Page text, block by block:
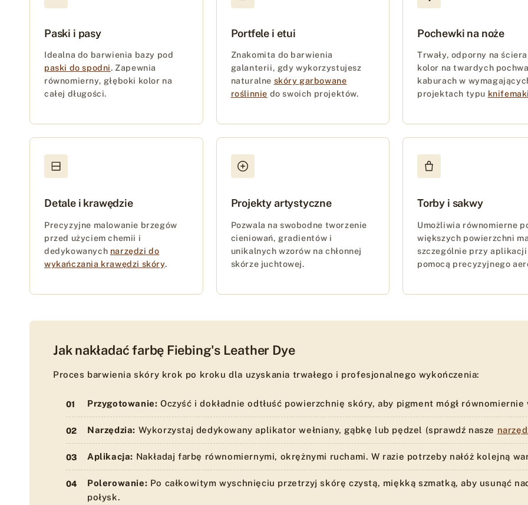
Paski i pasy
Idealna do barwienia bazy pod
paski do spodni. Zapewnia
równomierny, głęboki kolor na
całej długości.
Portfele i etui
Znakomita do barwienia
galanterii, gdy wykorzystujesz
naturalne skóry garbowane
roślinnie do swoich projektów.
Pochewki na noże
Trwały, odporny na
kolor na twardych
kaburach w
projektach typu
Detale i krawędzie
Precyzyjne malowanie brzegów
przed użyciem chemii i
dedykowanych narzędzi do
wykańczania krawędzi skóry.
Projekty artystyczne
Pozwala na swobodne tworzenie
cieniowań, gradientów i
unikalnych wzorów na chłonnej
skórze juchtowej.
Torby i sakwy
Umożliwia równomierne
większych powierzchni
szczególnie przy aplikacji
pomocą precyzyjnego
Jak nakładać farbę Fiebing's Leather Dye
Proces barwienia skóry krok po kroku dla uzyskania trwałego i profesjonalnego wykończenia:
Przygotowanie: Oczyść i dokładnie odtłuść powierzchnię skóry, aby pigment mógł
Narzędzia: Wykorzystaj dedykowany aplikator wełniany, gąbkę lub pędzel (sprawdź nasze
Aplikacja: Nakładaj farbę równomiernymi, okrężnymi ruchami. W razie potrzeby nałóż kolejną
Polerowanie: Po całkowitym wyschnięciu przetrzyj skórę czystą, miękką szmatką, aby usunąć
połysk.